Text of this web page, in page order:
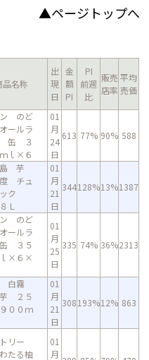
▲ページトップへ
品名称
出
現
日
金
額
PI
PI
前週
比
販売
店率
平均
売価
のど
ールラ
缶 ３
ｌ×６
01
月
24
日
613 77% 90% 588
島 芋
チュ
ク
Ｌ
01
月
21
日
344128%13%1387
のど
ールラ
３５
ｌ×６×
01
月
25
日
335 74% 36%2313
白霧
２５
００ｍ
01
月
21
日
308193%12% 863
リー
たる柚
01
月